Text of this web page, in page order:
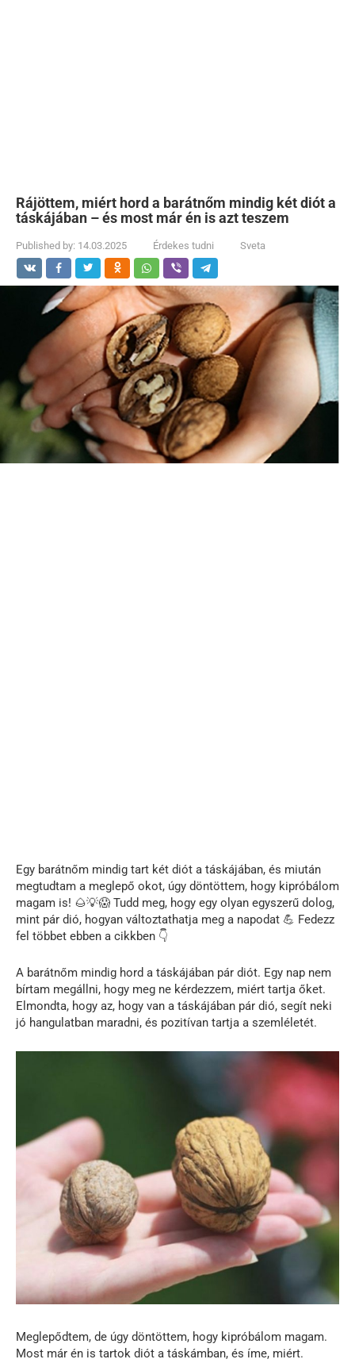
Rájöttem, miért hord a barátnőm mindig két diót a
táskájában – és most már én is azt teszem
Published by: 14.03.2025 Érdekes tudni Sveta
Egy barátnőm mindig tart két diót a táskájában, és miután
megtudtam a meglepő okot, úgy döntöttem, hogy kipróbálom
magam is! 🌰💡😱 Tudd meg, hogy egy olyan egyszerű dolog,
mint pár dió, hogyan változtathatja meg a napodat 💪 Fedezz
fel többet ebben a cikkben 👇
A barátnőm mindig hord a táskájában pár diót. Egy nap nem
bírtam megállni, hogy meg ne kérdezzem, miért tartja őket.
Elmondta, hogy az, hogy van a táskájában pár dió, segít neki
jó hangulatban maradni, és pozitívan tartja a szemléletét.
Meglepődtem, de úgy döntöttem, hogy kipróbálom magam.
Most már én is tartok diót a táskámban, és íme, miért.